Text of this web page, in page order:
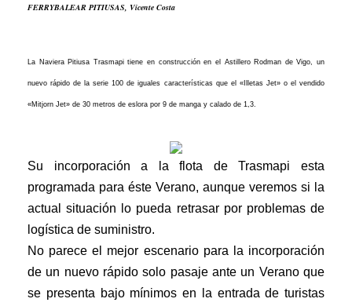
FERRYBALEAR PITIUSAS, Vicente Costa
La Naviera Pitiusa Trasmapi tiene en construcción en el Astillero Rodman de Vigo, un
nuevo rápido de la serie 100 de iguales características que el «Illetas Jet» o el vendido
«Mitjorn Jet» de 30 metros de eslora por 9 de manga y calado de 1,3.
Su incorporación a la flota de Trasmapi esta
programada para éste Verano, aunque veremos si la
actual situación lo pueda retrasar por problemas de
logística de suministro.
No parece el mejor escenario para la incorporación
de un nuevo rápido solo pasaje ante un Verano que
se presenta bajo mínimos en la entrada de turistas